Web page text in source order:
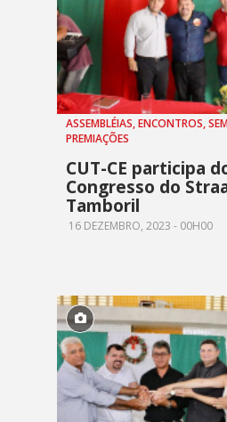
ASSEMBLÉIAS, ENCONTROS,
PREMIAÇÕES
CUT-CE participa
Congresso do
Tamboril
16 DEZEMBRO, 2023 - 00H00